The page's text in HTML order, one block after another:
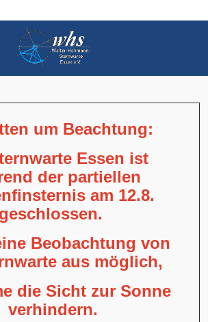
um Beachtung:
Essen ist
der partiellen
am 12.8.
geschlossen.
Beobachtung von
aus möglich,
die Sicht zur Sonne
verhindern.